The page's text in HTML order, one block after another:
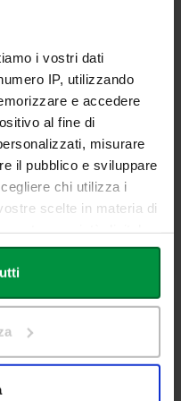
i vostri dati
IP, utilizzando
e accedere
al fine di
misurare
il pubblico e sviluppare
chi utilizza i
scelte in materia di
È possibile
in qualsiasi
o facendo clic
tua posizione
1 anno
60 CFU